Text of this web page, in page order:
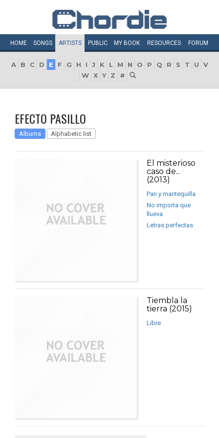
HOME SONGS ARTISTS PUBLIC MY BOOK RESOURCES FORUM
A B C D E F G H I J K L M N O P Q R S T U
V
W X Y Z #
EFECTO PASILLO
Albums Alphabetic list
El misterioso
caso de...
(2013)
Pan y mantequilla
No importa que
llueva
Letras perfectas
Tiembla la
tierra (2015)
Libre